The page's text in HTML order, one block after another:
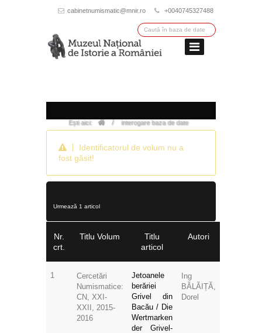
cabinetnumismatic@mnir.ro +0040745327488
Ești aici: / interogare baza de date
Identificatorul de volum nu a
fost găsit!
Urmează 1 articol
Nr.
crt.
Titlu Volum
Titlu
articol
Autori
1
Cercetări
Numismatice:
CN, XXI-
XXII, 2015-
2016
Jetoanele
berăriei
Grivel din
Bacău / Die
Wertmarken
der Grivel-
Ing
BĂLĂIȚĂ,
Dorel